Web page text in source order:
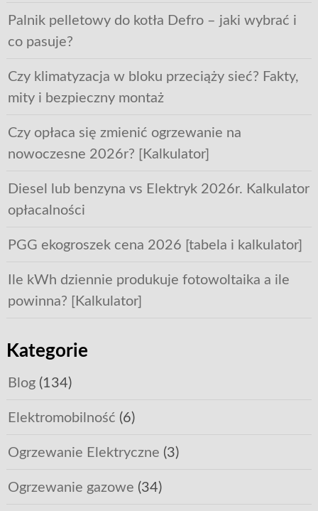
Palnik pelletowy do kotła Defro – jaki wybrać i
co pasuje?
Czy klimatyzacja w bloku przeciąży sieć? Fakty,
mity i bezpieczny montaż
Czy opłaca się zmienić ogrzewanie na
nowoczesne 2026r? [Kalkulator]
Diesel lub benzyna vs Elektryk 2026r. Kalkulator
opłacalności
PGG ekogroszek cena 2026 [tabela i kalkulator]
Ile kWh dziennie produkuje fotowoltaika a ile
powinna? [Kalkulator]
Kategorie
Blog(134)
Elektromobilność (6)
Ogrzewanie Elektryczne (3)
Ogrzewanie gazowe (34)